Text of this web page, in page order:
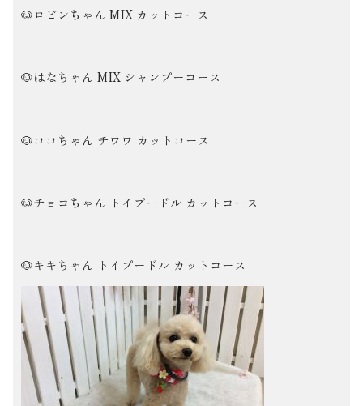
🐶ロビンちゃん MIX カットコース
🐶はなちゃん MIX シャンプーコース
🐶ココちゃん チワワ カットコース
🐶チョコちゃん トイプードル カットコース
🐶キキちゃん トイプードル カットコース